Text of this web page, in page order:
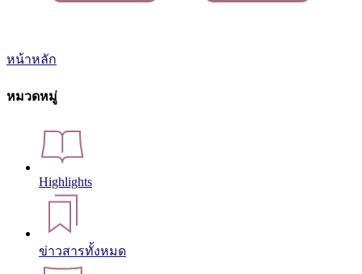
หน้าหลัก
หมวดหมู่
Highlights
ข่าวสารทั้งหมด